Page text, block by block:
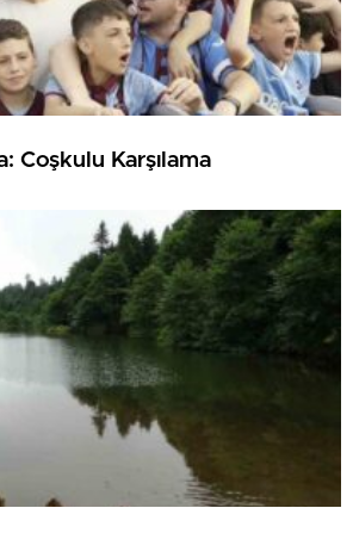
Coşkulu Karşılama